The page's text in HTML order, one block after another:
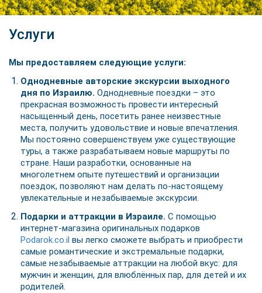
Услуги
Мы предоставляем следующие услуги:
Однодневные авторские экскурсии выходного
дня по Израилю. Однодневные поездки – это
прекрасная возможность провести интересный
насыщенный день, посетить ранее неизвестные
места, получить удовольствие и новые впечатления.
Мы постоянно совершенствуем уже существующие
туры, а также разрабатываем новые маршруты по
стране. Наши разработки, основанные на
многолетнем опыте путешествий и организации
поездок, позволяют нам делать по-настоящему
увлекательные и незабываемые экскурсии.
Подарки и аттракции в Израиле. С помощью
интернет-магазина оригинальных подарков
Podarok.co.il вы легко сможете выбрать и приобрести
самые романтические и экстремальные подарки,
самые незабываемые аттракции на любой вкус: для
мужчин и женщин, для влюблённых пар, для детей и их
родителей.